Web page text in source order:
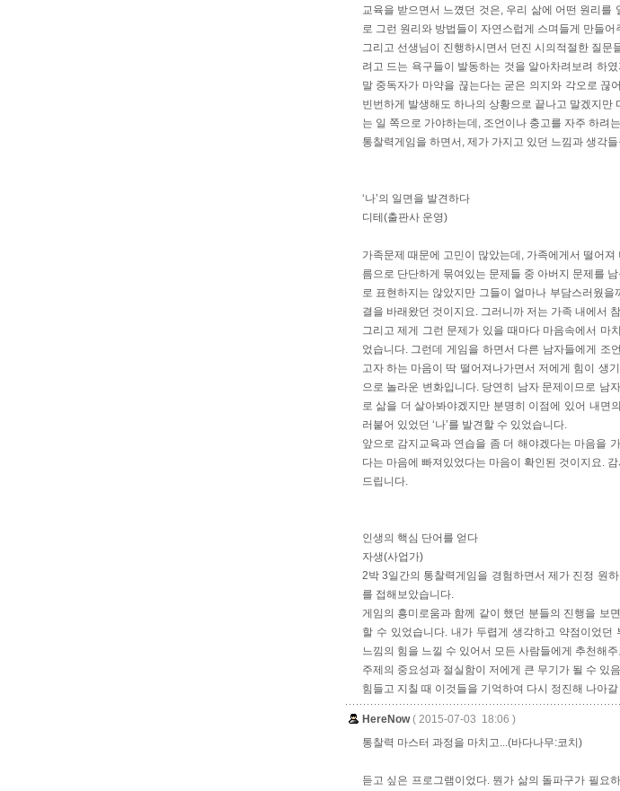
교육을 받으면서 느꼈던 것은, 우리 삶에 어떤 원리
로 그런 원리와 방법들이 자연스럽게 스며들게 만들
그리고 선생님이 진행하시면서 던진 시의적절한 질
려고 드는 욕구들이 발동하는 것을 알아차려보려 하
말 중독자가 마약을 끊는다는 굳은 의지와 각오로 끊
빈번하게 발생해도 하나의 상황으로 끝나고 말겠지
는 일 쪽으로 가야하는데, 조언이나 충고를 자주 하려
통찰력게임을 하면서, 제가 가지고 있던 느낌과 생각
‘나’의 일면을 발견하다
디테(출판사 운영)
가족문제 때문에 고민이 많았는데, 가족에게서 떨어
름으로 단단하게 묶여있는 문제들 중 아버지 문제를
로 표현하지는 않았지만 그들이 얼마나 부담스러웠
결을 바래왔던 것이지요. 그러니까 저는 가족 내에서
그리고 제게 그런 문제가 있을 때마다 마음속에서 마
었습니다. 그런데 게임을 하면서 다른 남자들에게 조
고자 하는 마음이 딱 떨어져나가면서 저에게 힘이 생
으로 놀라운 변화입니다. 당연히 남자 문제이므로 남
로 삶을 더 살아봐야겠지만 분명히 이점에 있어 내면
러붙어 있었던 ‘나’를 발견할 수 있었습니다.
앞으로 감지교육과 연습을 좀 더 해야겠다는 마음을
다는 마음에 빠져있었다는 마음이 확인된 것이지요.
드립니다.
인생의 핵심 단어를 얻다
자생(사업가)
2박 3일간의 통찰력게임을 경험하면서 제가 진정 원
를 접해보았습니다.
게임의 흥미로움과 함께 같이 했던 분들의 진행을 보
할 수 있었습니다. 내가 두렵게 생각하고 약점이었
느낌의 힘을 느낄 수 있어서 모든 사람들에게 추천해
주제의 중요성과 절실함이 저에게 큰 무기가 될 수 있
힘들고 지칠 때 이것들을 기억하여 다시 정진해 나아
HereNow ( 2015-07-03 18:06 )
통찰력 마스터 과정을 마치고...(바다나무:코치)
듣고 싶은 프로그램이었다. 뭔가 삶의 돌파구가 필요